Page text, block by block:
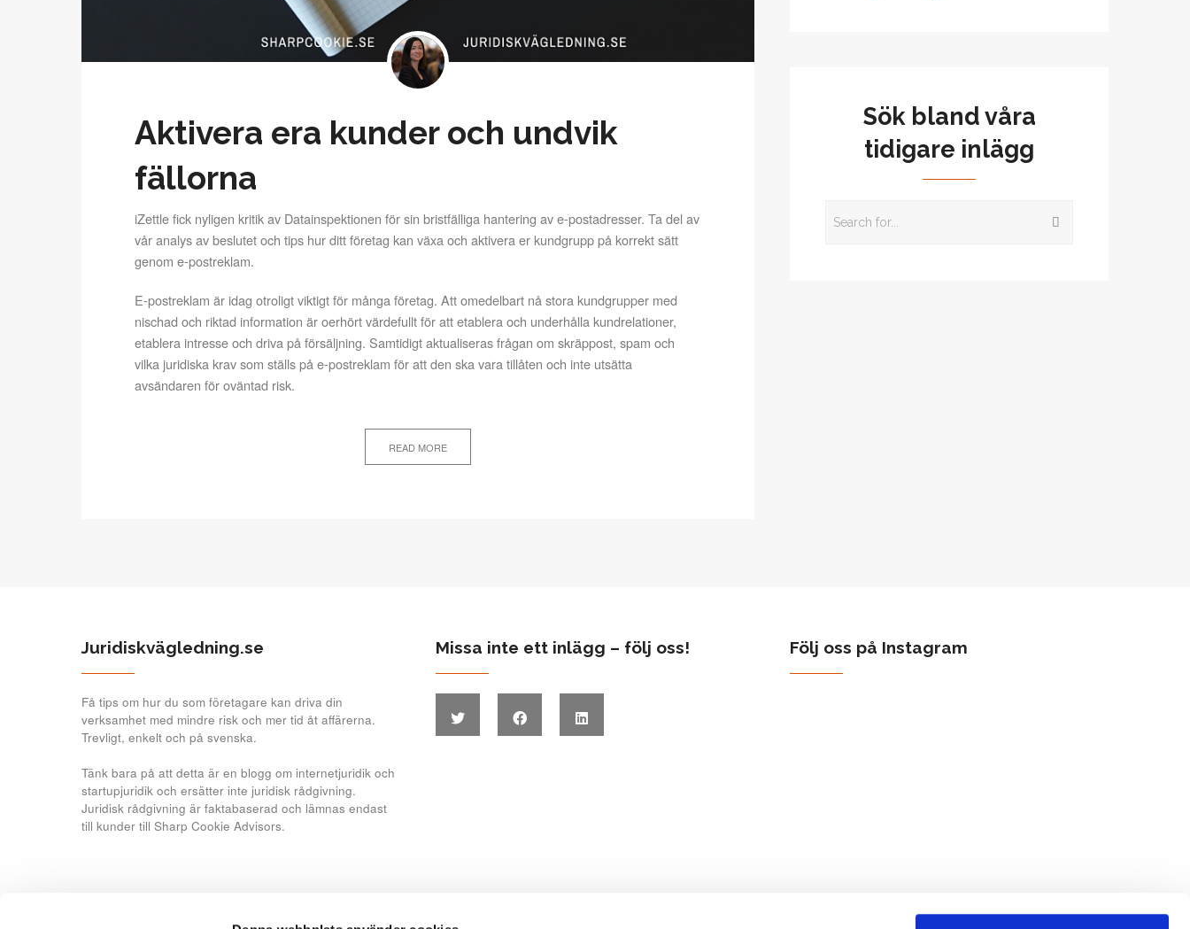
Aktivera era kunder och undvik
fällorna
iZettle fick nyligen kritik av Datainspektionen för sin bristfälliga hantering av e-postadresser. Ta del av
vår analys av beslutet och tips hur ditt företag kan växa och aktivera er kundgrupp på korrekt sätt
genom e-postreklam.
E-postreklam är idag otroligt viktigt för många företag. Att omedelbart nå stora kundgrupper med
nischad och riktad information är oerhört värdefullt för att etablera och underhålla kundrelationer,
etablera intresse och driva på försäljning. Samtidigt aktualiseras frågan om skräppost, spam och
vilka juridiska krav som ställs på e-postreklam för att den ska vara tillåten och inte utsätta
avsändaren för oväntad risk.
READ MORE
Sök bland våra
tidigare inlägg
Juridiskvägledning.se
Få tips om hur du som företagare kan driva din
verksamhet med mindre risk och mer tid åt affärerna.
Trevligt, enkelt och på svenska.
Tänk bara på att detta är en blogg om internetjuridik och
startupjuridik och ersätter inte juridisk rådgivning.
Juridisk rådgivning är faktabaserad och lämnas endast
till kunder till Sharp Cookie Advisors.
Missa inte ett inlägg – följ oss! Följ oss på Instagram